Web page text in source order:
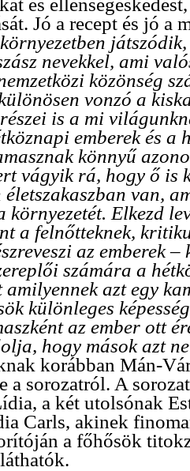
Jó a recept és jó a
nevekkel, ami
közönség
vonzó a
is a mi
emberek és a
könnyű
vágyik rá, hogy ő is
életszakaszban van,
környezetét. Elkezd
a felnőtteknek,
az emberek
számára a
azt egy
különleges
az ember ott
hogy mások azt
korábban Mán-
a sorozatról. A
a két utolsónak
Carls, akinek
a főhősök